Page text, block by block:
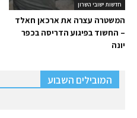
חדשות ישובי השרון
המשטרה עצרה את ארכאן חאלד
– החשוד בפיגוע הדריסה בכפר
יונה
המובילים השבוע